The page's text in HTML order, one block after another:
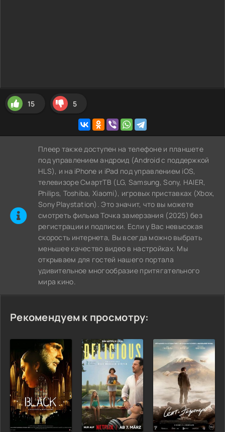
15 5
Плеер также доступен на телефоне и планшете
под управлением андроид (Android с поддержкой
HLS), и на iPhone и iPad под управлением iOS,
телевизоре СмартТВ (LG, Samsung, Sony, HAIER,
Philips, Toshiba, Xiaomi), игровых приставках (Xbox,
Sony Playstation). Это значит, что вы можете
cмотреть фильма Точка замерзания (2025) без
регистрации и подписки. Если у Вас невысокая
скорость интернета, Вы всегда можно выбрать
меньшее качество видео в настройках. Мы
открываем для гостей нашего портала
удивительное многообразие притягательного
мира кино.
Рекомендуем к просмотру: